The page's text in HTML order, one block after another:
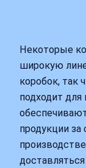
Некоторые
широкую
коробок, так
подходит
продукции за